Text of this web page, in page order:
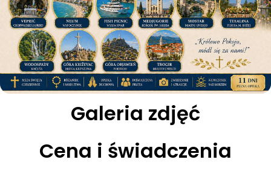
Galeria zdjęć
Cena i świadczenia